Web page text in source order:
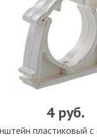
4 руб.
пластиковый